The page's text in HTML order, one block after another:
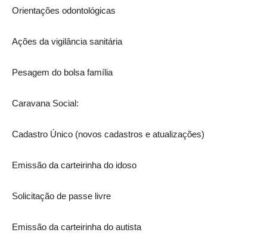
Orientações odontológicas
Ações da vigilância sanitária
Pesagem do bolsa família
Caravana Social:
Cadastro Único (novos cadastros e atualizações)
Emissão da carteirinha do idoso
Solicitação de passe livre
Emissão da carteirinha do autista